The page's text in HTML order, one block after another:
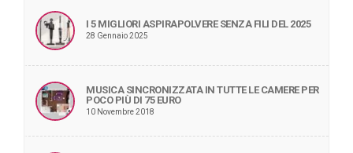
I 5 MIGLIORI ASPIRAPOLVERE SENZA FILI DEL 2025
28 Gennaio 2025
MUSICA SINCRONIZZATA IN TUTTE LE CAMERE PER
POCO PIÙ DI 75 EURO
10 Novembre 2018